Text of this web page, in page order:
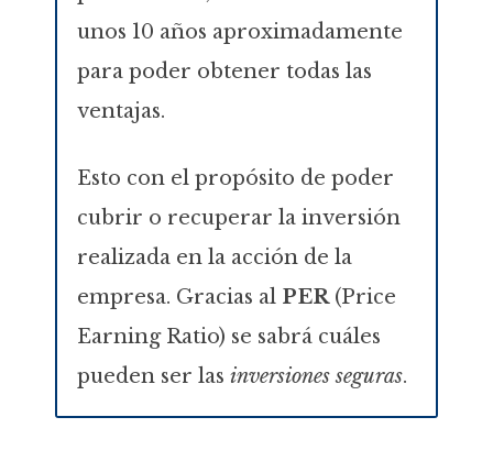
unos 10 años aproximadamente
para poder obtener todas las
ventajas.
Esto con el propósito de poder
cubrir o recuperar la inversión
realizada en la acción de la
empresa. Gracias al PER(Price
Earning Ratio) se sabrá cuáles
pueden ser las inversiones seguras.